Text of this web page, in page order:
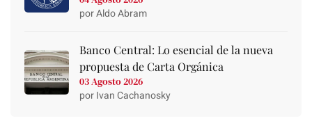
por Aldo Abram
Banco Central: Lo esencial de la nueva
propuesta de Carta Orgánica
03 Agosto 2026
por Ivan Cachanosky